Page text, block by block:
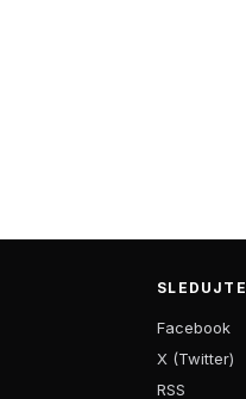
SLEDUJTE
Facebook
X (Twitter)
RSS